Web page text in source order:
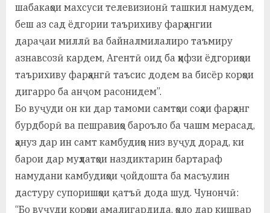
шабакаҳои махсуси телевизионӣ ташкил намудем,
беш аз сад ёдгории таърихиву фарҳангии
дараҷаи миллӣ ва байналмилалиро таъмиру
азнавсозӣ кардем, Агентӣ оид ба ҳифзи ёдгориҳои
таърихиву фарҳангӣ таъсис додем ва бисёр корҳои
дигарро ба анҷом расонидем”.
Бо вуҷуди он ки дар тамоми самтҳои соҳаи фарҳанг
бурдборӣ ва пешравиҳо бароъло ба чашм мерасад,
ҳануз дар ин самт камбудиҳо низ вуҷуд дорад, ки
барои дар муҳлатҳои наздиктарин бартараф
намудани камбудиҳои ҷойдошта ба масъулин
дастуру супоришҳои қатъӣ дода шуд. Чунончӣ:
“Бо вуҷуди корҳои амалигардида, ҳоло дар кишвар